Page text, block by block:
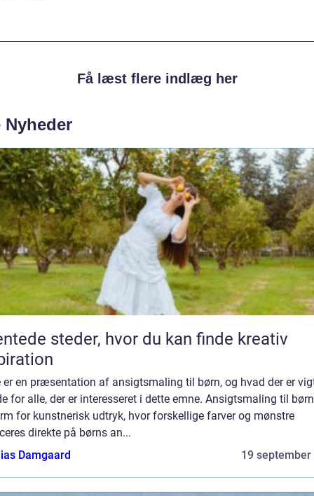
Få læst flere indlæg her
Nyheder
steder, hvor du kan finde kreativ
er en præsentation af ansigtsmaling til børn, og hvad der er
for alle, der er interesseret i dette emne. Ansigtsmaling til
for kunstnerisk udtryk, hvor forskellige farver og mønstre
direkte på børns an...
Damgaard
19 september